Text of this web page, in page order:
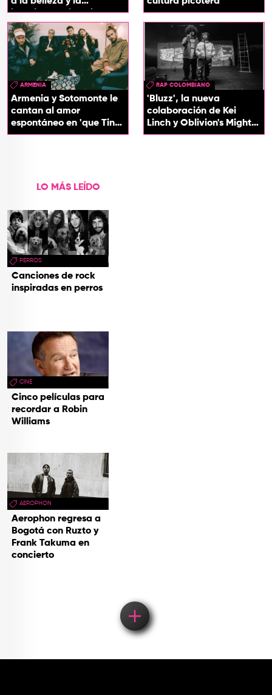
identidad del Caribe
ARMENIA
Armenia y Sotomonte le
cantan al amor
espontáneo en 'que Tin
que Tan'
RAP COLOMBIANO
'Bluzz', la nueva
colaboración de Kei
Linch y Oblivion's Mighty
Trash
LO MÁS LEÍDO
PERROS
Canciones de rock
inspiradas en perros
CINE
Cinco películas para
recordar a Robin
Williams
AEROPHON
Aerophon regresa a
Bogotá con Ruzto y
Frank Takuma en
concierto